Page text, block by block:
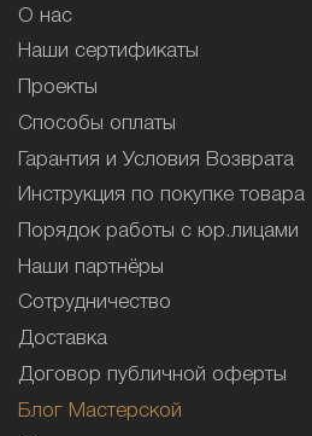
О нас
Наши сертификаты
Проекты
Способы оплаты
Гарантия и Условия Возврата
Инструкция по покупке товара
Порядок работы с юр.лицами
Наши партнёры
Сотрудничество
Доставка
Договор публичной оферты
Блог Мастерской